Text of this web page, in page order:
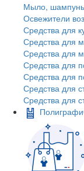
Мыло,
Освежители
Средства для
Средства для
Средства для
Средства для
Средства для
Средства для
Средства для